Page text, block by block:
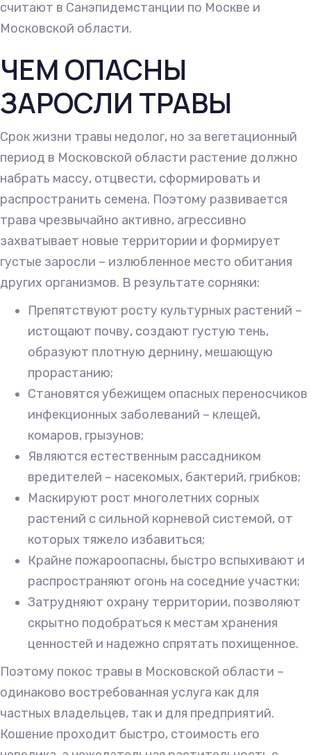
считают в Санэпидемстанции по Москве и
Московской области.
ЧЕМ ОПАСНЫ
ЗАРОСЛИ ТРАВЫ
Срок жизни травы недолог, но за вегетационный
период в Московской области растение должно
набрать массу, отцвести, сформировать и
распространить семена. Поэтому развивается
трава чрезвычайно активно, агрессивно
захватывает новые территории и формирует
густые заросли – излюбленное место обитания
других организмов. В результате сорняки:
Препятствуют росту культурных растений –
истощают почву, создают густую тень,
образуют плотную дернину, мешающую
прорастанию;
Становятся убежищем опасных переносчиков
инфекционных заболеваний – клещей,
комаров, грызунов;
Являются естественным рассадником
вредителей – насекомых, бактерий, грибков;
Маскируют рост многолетних сорных
растений с сильной корневой системой, от
которых тяжело избавиться;
Крайне пожароопасны, быстро вспыхивают и
распространяют огонь на соседние участки;
Затрудняют охрану территории, позволяют
скрытно подобраться к местам хранения
ценностей и надежно спрятать похищенное.
Поэтому покос травы в Московской области –
одинаково востребованная услуга как для
частных владельцев, так и для предприятий.
Кошение проходит быстро, стоимость его